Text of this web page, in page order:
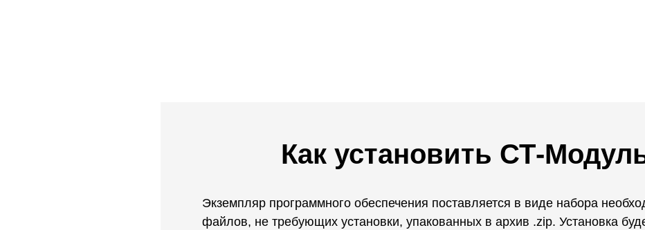
Как установить СТ-
Экземпляр программного обеспечения поставляется в виде набора
файлов, не требующих установки, упакованных в архив .zip. Установка